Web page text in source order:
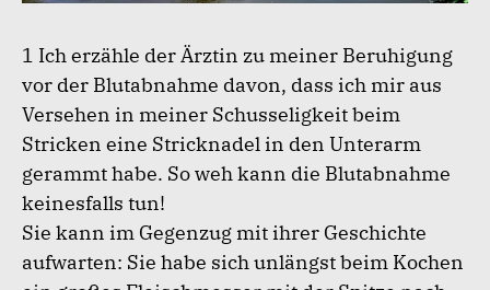
1 Ich erzähle der Ärztin zu meiner Beruhigung
vor der Blutabnahme davon, dass ich mir aus
Versehen in meiner Schusseligkeit beim
Stricken eine Stricknadel in den Unterarm
gerammt habe. So weh kann die Blutabnahme
keinesfalls tun!
Sie kann im Gegenzug mit ihrer Geschichte
aufwarten: Sie habe sich unlängst beim Kochen